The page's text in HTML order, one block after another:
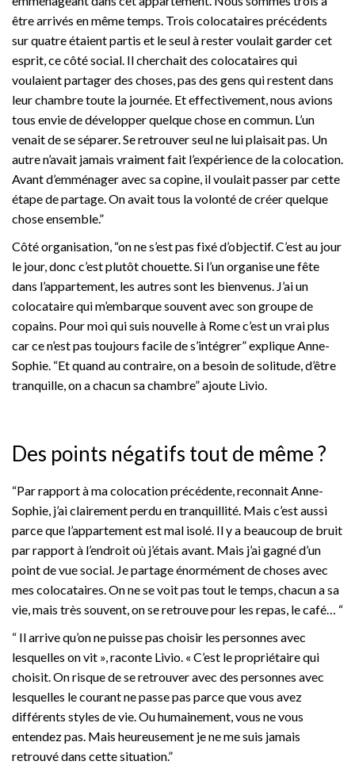
être arrivés en même temps. Trois colocataires précédents
sur quatre étaient partis et le seul à rester voulait garder cet
esprit, ce côté social. Il cherchait des colocataires qui
voulaient partager des choses, pas des gens qui restent dans
leur chambre toute la journée. Et effectivement, nous avions
tous envie de développer quelque chose en commun. L’un
venait de se séparer. Se retrouver seul ne lui plaisait pas. Un
autre n’avait jamais vraiment fait l’expérience de la colocation.
Avant d’emménager avec sa copine, il voulait passer par cette
étape de partage. On avait tous la volonté de créer quelque
chose ensemble.”
Côté organisation, “on ne s’est pas fixé d’objectif. C’est au jour
le jour, donc c’est plutôt chouette. Si l’un organise une fête
dans l’appartement, les autres sont les bienvenus. J’ai un
colocataire qui m’embarque souvent avec son groupe de
copains. Pour moi qui suis nouvelle à Rome c’est un vrai plus
car ce n’est pas toujours facile de s’intégrer” explique Anne-
Sophie. “Et quand au contraire, on a besoin de solitude, d’être
tranquille, on a chacun sa chambre” ajoute Livio.
Des points négatifs tout de même ?
“Par rapport à ma colocation précédente, reconnait Anne-
Sophie, j’ai clairement perdu en tranquillité. Mais c’est aussi
parce que l’appartement est mal isolé. Il y a beaucoup de bruit
par rapport à l’endroit où j’étais avant. Mais j’ai gagné d’un
point de vue social. Je partage énormément de choses avec
mes colocataires. On ne se voit pas tout le temps, chacun a sa
vie, mais très souvent, on se retrouve pour les repas, le café… “
“ Il arrive qu’on ne puisse pas choisir les personnes avec
lesquelles on vit », raconte Livio. « C’est le propriétaire qui
choisit. On risque de se retrouver avec des personnes avec
lesquelles le courant ne passe pas parce que vous avez
différents styles de vie. Ou humainement, vous ne vous
entendez pas. Mais heureusement je ne me suis jamais
retrouvé dans cette situation.”